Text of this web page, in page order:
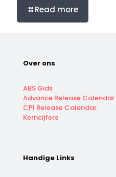
Read more
Over ons
ABS Gids
Advance Release Calendar
CPI Release Calendar
Kerncijfers
Handige Links